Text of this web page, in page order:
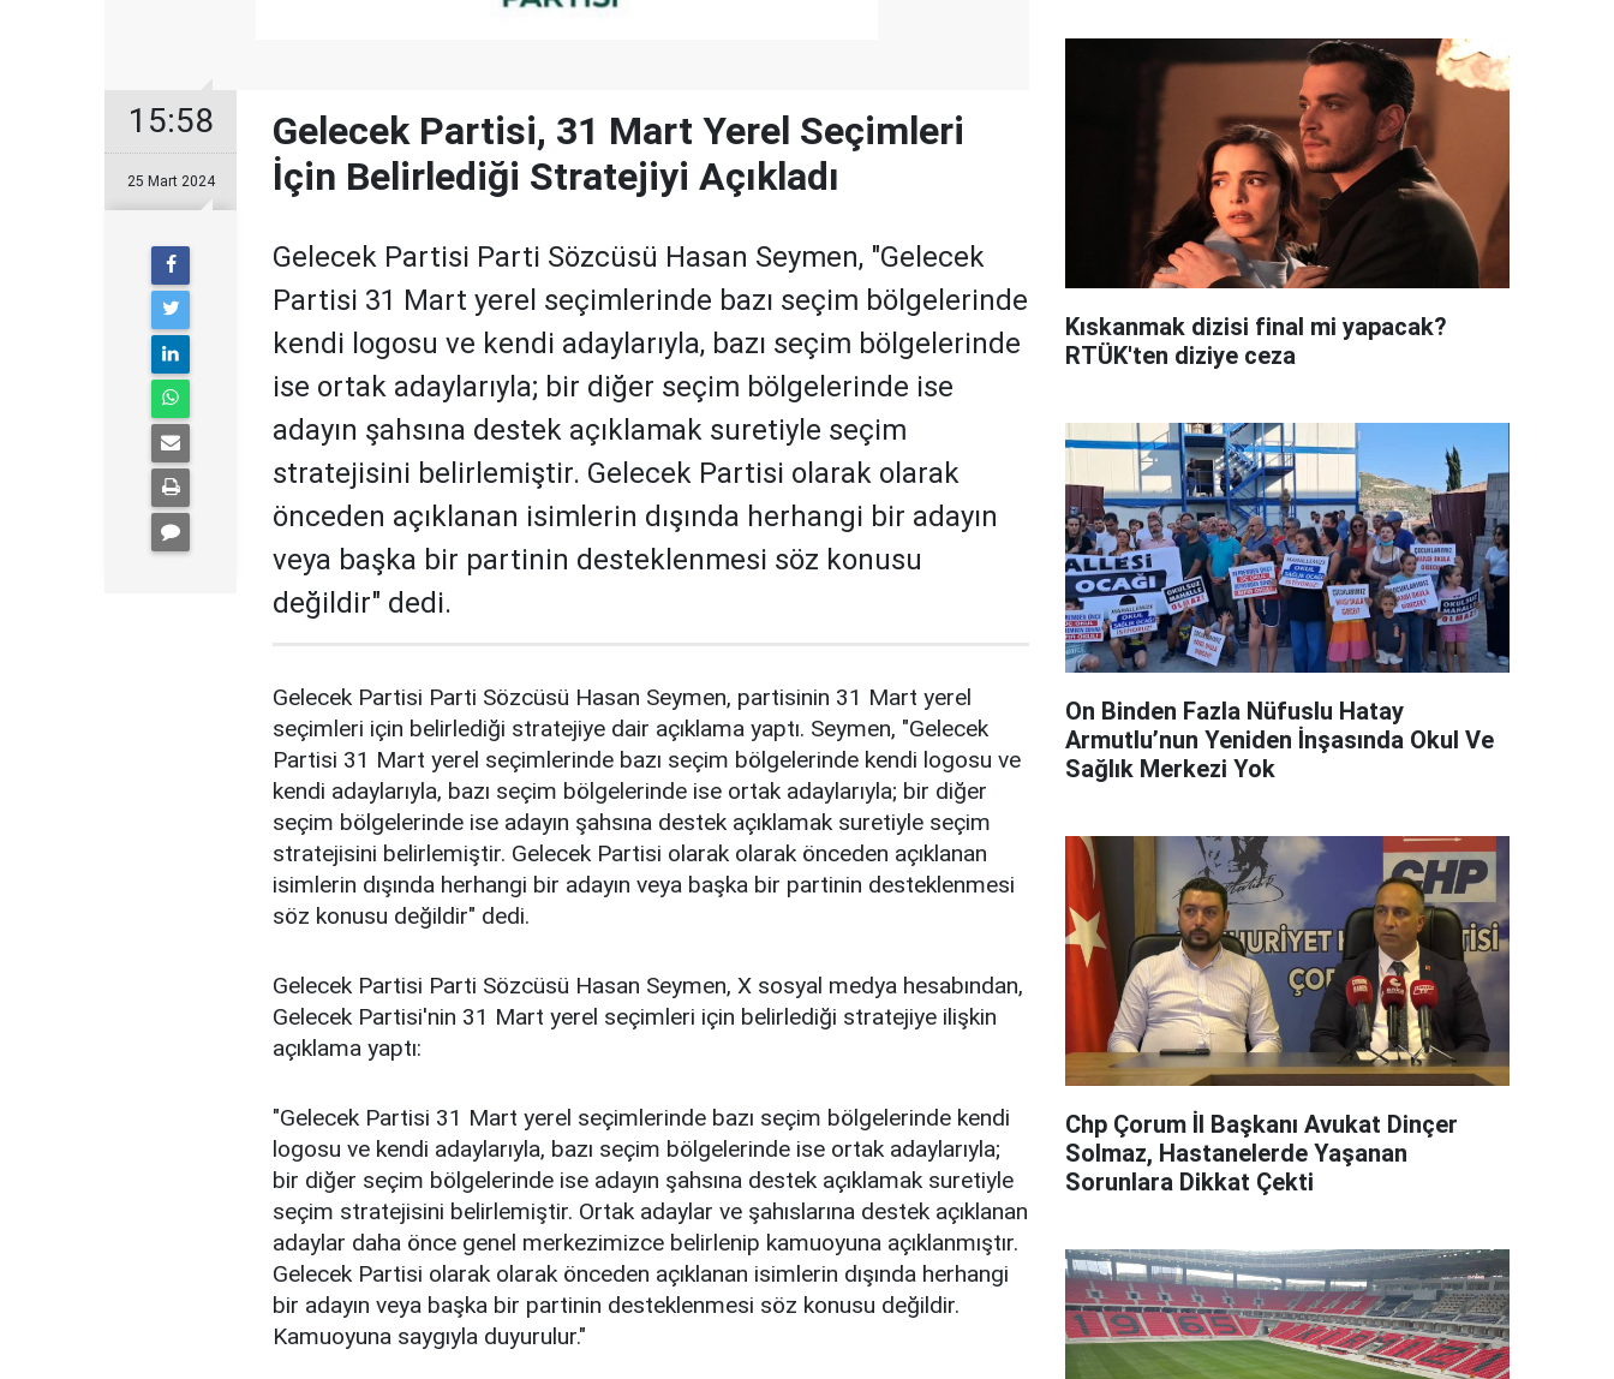
15:58
25 Mart 2024
Gelecek Partisi, 31 Mart Yerel Seçimleri
İçin Belirlediği Stratejiyi Açıkladı
Gelecek Partisi Parti Sözcüsü Hasan Seymen, "Gelecek
Partisi 31 Mart yerel seçimlerinde bazı seçim bölgelerinde
kendi logosu ve kendi adaylarıyla, bazı seçim bölgelerinde
ise ortak adaylarıyla; bir diğer seçim bölgelerinde ise
adayın şahsına destek açıklamak suretiyle seçim
stratejisini belirlemiştir. Gelecek Partisi olarak olarak
önceden açıklanan isimlerin dışında herhangi bir adayın
veya başka bir partinin desteklenmesi söz konusu
değildir" dedi.
Gelecek Partisi Parti Sözcüsü Hasan Seymen, partisinin 31 Mart yerel
seçimleri için belirlediği stratejiye dair açıklama yaptı. Seymen, "Gelecek
Partisi 31 Mart yerel seçimlerinde bazı seçim bölgelerinde kendi logosu ve
kendi adaylarıyla, bazı seçim bölgelerinde ise ortak adaylarıyla; bir diğer
seçim bölgelerinde ise adayın şahsına destek açıklamak suretiyle seçim
stratejisini belirlemiştir. Gelecek Partisi olarak olarak önceden açıklanan
isimlerin dışında herhangi bir adayın veya başka bir partinin desteklenmesi
söz konusu değildir" dedi.
Gelecek Partisi Parti Sözcüsü Hasan Seymen, X sosyal medya hesabından,
Gelecek Partisi'nin 31 Mart yerel seçimleri için belirlediği stratejiye ilişkin
açıklama yaptı:
"Gelecek Partisi 31 Mart yerel seçimlerinde bazı seçim bölgelerinde kendi
logosu ve kendi adaylarıyla, bazı seçim bölgelerinde ise ortak adaylarıyla;
bir diğer seçim bölgelerinde ise adayın şahsına destek açıklamak suretiyle
seçim stratejisini belirlemiştir. Ortak adaylar ve şahıslarına destek açıklanan
adaylar daha önce genel merkezimizce belirlenip kamuoyuna açıklanmıştır.
Gelecek Partisi olarak olarak önceden açıklanan isimlerin dışında herhangi
bir adayın veya başka bir partinin desteklenmesi söz konusu değildir.
Kamuoyuna saygıyla duyurulur."
Kıskanmak dizisi final mi yapacak?
RTÜK'ten diziye ceza
On Binden Fazla Nüfuslu Hatay
Armutlu’nun Yeniden İnşasında Okul Ve
Sağlık Merkezi Yok
Chp Çorum İl Başkanı Avukat Dinçer
Solmaz, Hastanelerde Yaşanan
Sorunlara Dikkat Çekti